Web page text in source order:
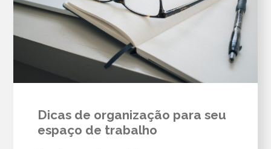
Dicas de organização para seu
espaço de trabalho